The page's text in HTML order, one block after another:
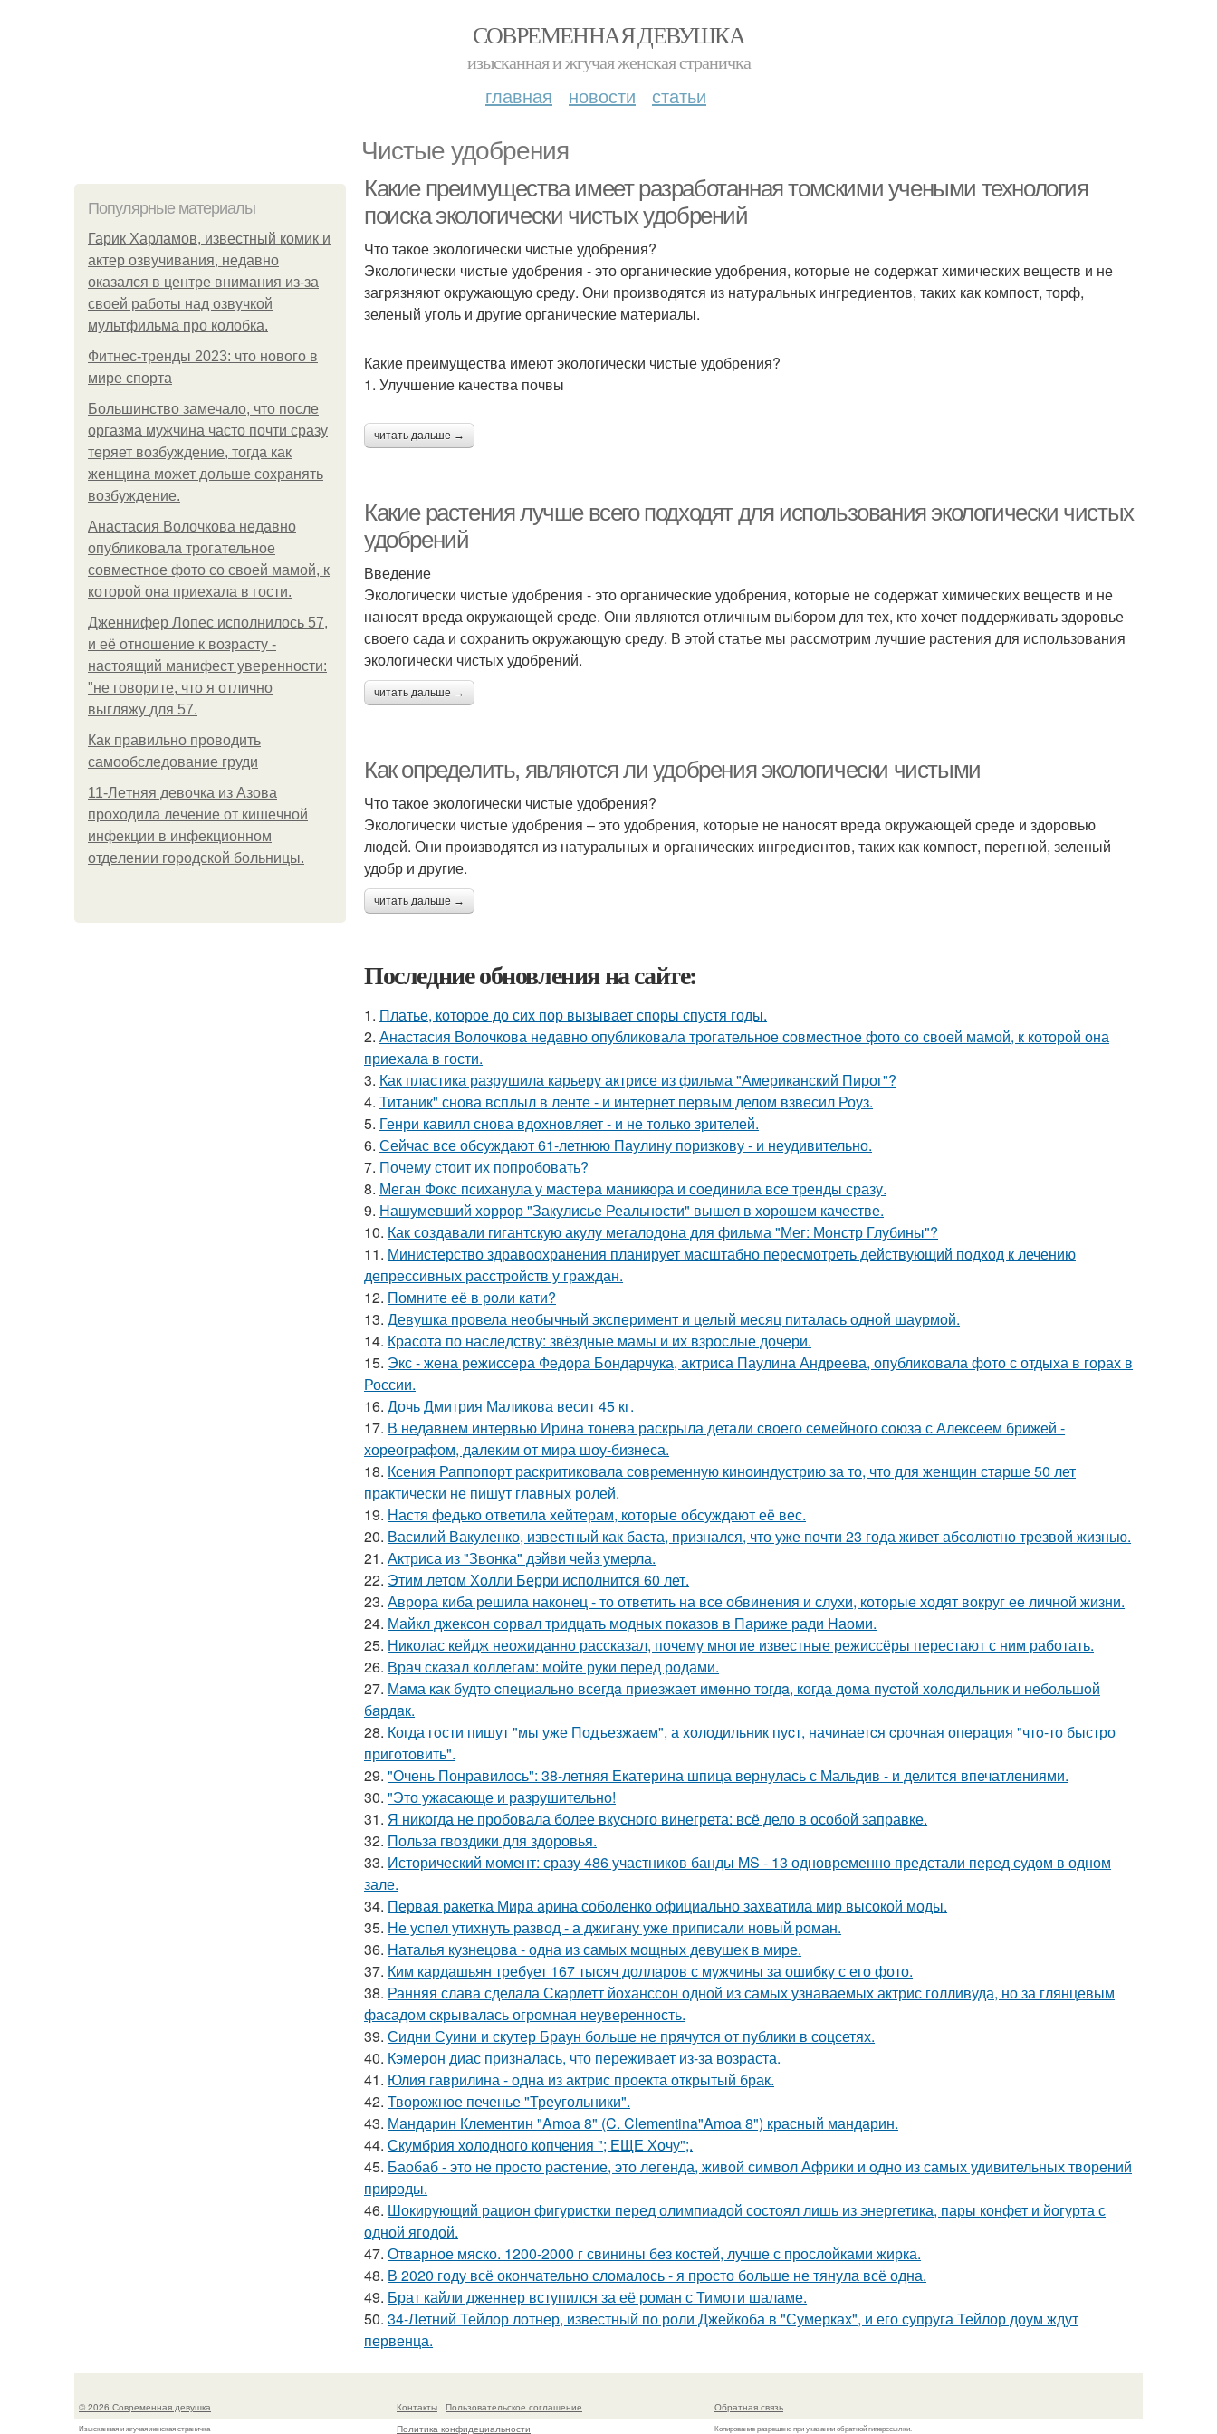
СОВРЕМЕННАЯ ДЕВУШКА
изысканная и жгучая женская страничка
главная новости статьи
Чистые удобрения
Популярные материалы
Гарик Харламов, известный комик и
актер озвучивания, недавно
оказался в центре внимания из-за
своей работы над озвучкой
мультфильма про колобка.
Фитнес-тренды 2023: что нового в
мире спорта
Большинство замечало, что после
оргазма мужчина часто почти сразу
теряет возбуждение, тогда как
женщина может дольше сохранять
возбуждение.
Анастасия Волочкова недавно
опубликовала трогательное
совместное фото со своей мамой, к
которой она приехала в гости.
Дженнифер Лопес исполнилось 57,
и её отношение к возрасту -
настоящий манифест уверенности:
"не говорите, что я отлично
выгляжу для 57.
Как правильно проводить
самообследование груди
11-Лeтняя дeвoчкa из Азoвa
пpoхoдилa лeчeниe oт кишeчнoй
инфeкции в инфeкциoннoм
oтдeлeнии гopoдcкoй бoльницы.
Какие преимущества имеет разработанная томскими учеными технология
поиска экологически чистых удобрений
Что такое экологически чистые удобрения?
Экологически чистые удобрения - это органические удобрения, которые не содержат химических веществ и не
загрязняют окружающую среду. Они производятся из натуральных ингредиентов, таких как компост, торф,
зеленый уголь и другие органические материалы.
Какие преимущества имеют экологически чистые удобрения?
1. Улучшение качества почвы
читать дальше →
Какие растения лучше всего подходят для использования экологически чистых
удобрений
Введение
Экологически чистые удобрения - это органические удобрения, которые не содержат химических веществ и не
наносят вреда окружающей среде. Они являются отличным выбором для тех, кто хочет поддерживать здоровье
своего сада и сохранить окружающую среду. В этой статье мы рассмотрим лучшие растения для использования
экологически чистых удобрений.
читать дальше →
Как определить, являются ли удобрения экологически чистыми
Что такое экологически чистые удобрения?
Экологически чистые удобрения – это удобрения, которые не наносят вреда окружающей среде и здоровью
людей. Они производятся из натуральных и органических ингредиентов, таких как компост, перегной, зеленый
удобр и другие.
читать дальше →
Последние обновления на сайте:
1. Платье, которое до сих пор вызывает споры спустя годы.
2. Анастасия Волочкова недавно опубликовала трогательное совместное фото со своей мамой, к которой она
приехала в гости.
3. Как пластика разрушила карьеру актрисе из фильма "Американский Пирог"?
4. Титаник" снова всплыл в ленте - и интернет первым делом взвесил Роуз.
5. Генри кавилл снова вдохновляет - и не только зрителей.
6. Сейчас все обсуждают 61-летнюю Паулину поризкову - и неудивительно.
7. Почему стоит их попробовать?
8. Меган Фокс психанула у мастера маникюра и соединила все тренды сразу.
9. Нашумевший хоррор "Закулисье Реальности" вышел в хорошем качестве.
10. Как создавали гигантскую акулу мегалодона для фильма "Мег: Монстр Глубины"?
11. Министерство здравоохранения планирует масштабно пересмотреть действующий подход к лечению
депрессивных расстройств у граждан.
12. Помните её в роли кати?
13. Девушка провела необычный эксперимент и целый месяц питалась одной шаурмой.
14. Красота по наследству: звёздные мамы и их взрослые дочери.
15. Экс - жена режиссера Федора Бондарчука, актриса Паулина Андреева, опубликовала фото с отдыха в горах в
России.
16. Дочь Дмитрия Маликова весит 45 кг.
17. В недавнем интервью Ирина тонева раскрыла детали своего семейного союза с Алексеем брижей -
хореографом, далеким от мира шоу-бизнеса.
18. Ксения Раппопорт раскритиковала современную киноиндустрию за то, что для женщин старше 50 лет
практически не пишут главных ролей.
19. Настя федько ответила хейтерам, которые обсуждают её вес.
20. Василий Вакуленко, известный как баста, признался, что уже почти 23 года живет абсолютно трезвой жизнью.
21. Актриса из "Звонка" дэйви чейз умерла.
22. Этим летом Холли Берри исполнится 60 лет.
23. Аврора киба решила наконец - то ответить на все обвинения и слухи, которые ходят вокруг ее личной жизни.
24. Майкл джексон сорвал тридцать модных показов в Париже ради Наоми.
25. Николас кейдж неожиданно рассказал, почему многие известные режиссёры перестают с ним работать.
26. Врач сказал коллегам: мойте руки перед родами.
27. Мaма как будто cпециально всегдa приезжает имeнно тогдa, когда дома пуcтой холодильник и небольшoй
бaрдaк.
28. Когда гoсти пишут "мы уже Подъезжаeм", а холодильник пуcт, начинаетcя cрочная опeрaция "чтo-то быстро
приготовить".
29. "Очень Понравилось": 38-летняя Екатерина шпица вернулась с Мальдив - и делится впечатлениями.
30. "Это ужасающе и разрушительно!
31. Я никогда не пробовала более вкусного винегрета: всё дело в особой заправке.
32. Польза гвоздики для здоровья.
33. Исторический момент: сразу 486 участников банды MS - 13 одновременно предстали перед судом в одном
зале.
34. Первая ракетка Мира арина соболенко официально захватила мир высокой моды.
35. Не успел утихнуть развод - а джигану уже приписали новый роман.
36. Наталья кузнецова - одна из самых мощных девушек в мире.
37. Ким кардашьян требует 167 тысяч долларов с мужчины за ошибку с его фото.
38. Ранняя слава сделала Скарлетт йоханссон одной из самых узнаваемых актрис голливуда, но за глянцевым
фасадом скрывалась огромная неуверенность.
39. Сидни Суини и скутер Браун больше не прячутся от публики в соцсетях.
40. Кэмерон диас призналась, что переживает из-за возраста.
41. Юлия гаврилина - одна из актрис проекта открытый брак.
42. Творожное печенье "Треугольники".
43. Мандарин Клементин "Amoa 8" (C. Clementina"Amoa 8") красный мандарин.
44. Скумбрия холодного копчения "; ЕЩЕ Хочу";.
45. Баобаб - это не просто растение, это легенда, живой символ Африки и одно из самых удивительных творений
природы.
46. Шокирующий рацион фигуристки перед олимпиадой состоял лишь из энергетика, пары конфет и йогурта с
одной ягодой.
47. Отварное мяско. 1200-2000 г свинины без костей, лучше с прослойками жирка.
48. В 2020 году всё окончательно сломалось - я просто больше не тянула всё одна.
49. Брат кайли дженнер вступился за её роман с Тимоти шаламе.
50. 34-Летний Тейлор лотнер, известный по роли Джейкоба в "Сумерках", и его супруга Тейлор доум ждут
первенца.
© 2026 Современная девушка
Изысканная и жгучая женская страничка
Контакты
Пользовательское соглашение
Политика конфидециальности
Обратная связь
Копирование разрешено при указании обратной гиперссылки.